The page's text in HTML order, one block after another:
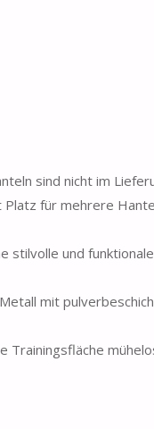
sind nicht im
für mehrere
und
mit